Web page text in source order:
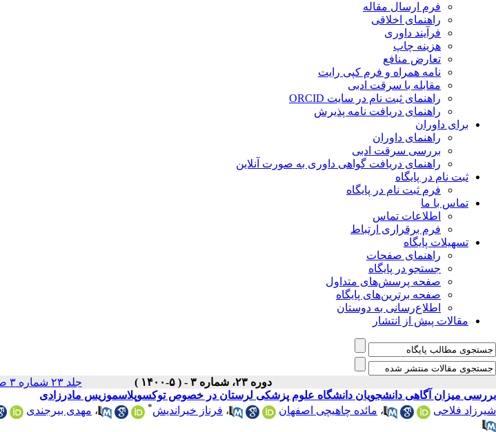
فرم ارسال مقاله
راهنمای اخلاقی
فرآیند داوری
هزینه چاپ
تعارض منافع
نامه همراه و فرم کپی رایت
مقابله با سرقت ادبی
راهنمای ثبت نام در سایت ORCID
راهنمای دریافت نامه پذیرش
برای داوران
راهنمای داوران
بررسی سرقت ادبی
راهنمای دریافت گواهی داوری به صورت آنلاین
ثبت نام در پایگاه
فرم ثبت نام در پایگاه
تماس با ما
اطلاعات تماس
فرم برقراری ارتباط
تسهیلات پایگاه
راهنمای صفحات
جستجو در پایگاه
صفحه پرسش‌های متداول
صفحه برترین‌های پایگاه
اطلاع‌رسانی به دوستان
مقالات پیش از انتشار
دوره ۲۳، شماره ۳ - ( ۵-۱۴۰۰ ) جلد ۲۳ شماره ۳ صفحات ۱۵۷-۱۴۷
بررسی میزان آگاهی دانشجویان دانشگاه علوم پزشکی لرستان در خصوص توکسوپلاسموزیس مادرزادی
شیرزاد فلاحی
، مائده چاهیچی اصفهان ، فرناز خیراندیش* ، مهدی بیرجندی